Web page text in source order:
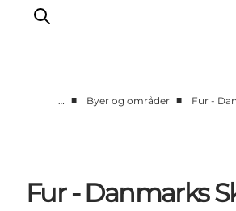
… ■ Byer og områder ■ Fur -
Fur - Danmarks